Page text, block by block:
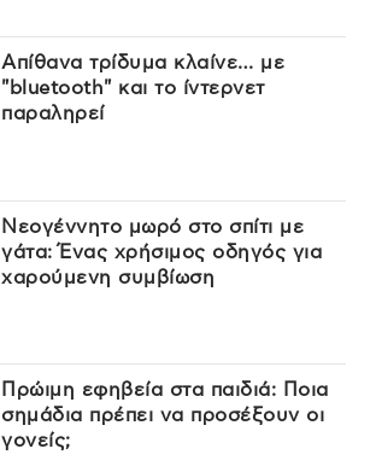
Απίθανα τρίδυμα κλαίνε… με
"bluetooth" και το ίντερνετ
παραληρεί
Νεογέννητο μωρό στο σπίτι με
γάτα: Ένας χρήσιμος οδηγός για
χαρούμενη συμβίωση
Πρώιμη εφηβεία στα παιδιά: Ποια
σημάδια πρέπει να προσέξουν οι
γονείς;